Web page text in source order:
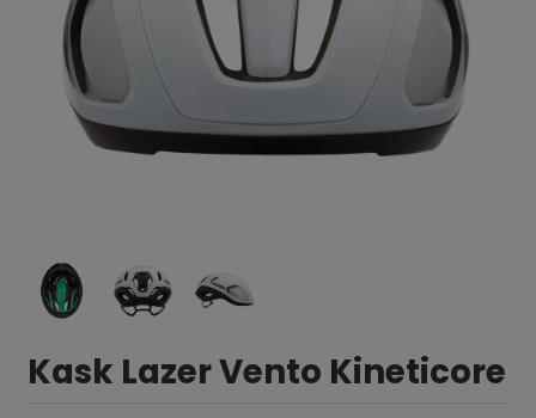
Kask Lazer Vento Kineticore